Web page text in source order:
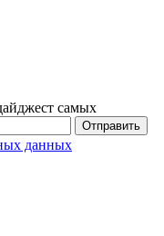
самых
Отправить
данных